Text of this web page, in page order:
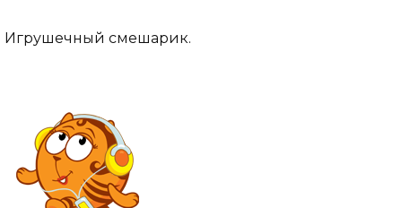
Игрушечный смешарик.